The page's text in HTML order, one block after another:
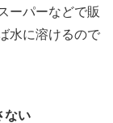
ーパーなどで販
水に溶けるので
ない